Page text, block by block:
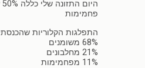
פחמימות
התפלגות הקלוריות
68% משומנים
21% מחלבונים
11% מפחמימות